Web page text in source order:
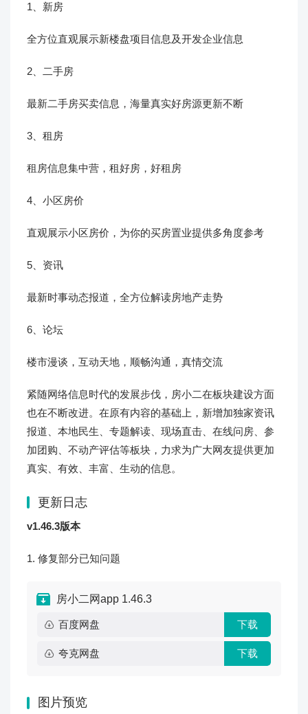
1、新房
全方位直观展示新楼盘项目信息及开发企业信息
2、二手房
最新二手房买卖信息，海量真实好房源更新不断
3、租房
租房信息集中营，租好房，好租房
4、小区房价
直观展示小区房价，为你的买房置业提供多角度参考
5、资讯
最新时事动态报道，全方位解读房地产走势
6、论坛
楼市漫谈，互动天地，顺畅沟通，真情交流
紧随网络信息时代的发展步伐，房小二在板块建设方面
也在不断改进。在原有内容的基础上，新增加独家资讯
报道、本地民生、专题解读、现场直击、在线问房、参
加团购、不动产评估等板块，力求为广大网友提供更加
真实、有效、丰富、生动的信息。
更新日志
v1.46.3版本
1. 修复部分已知问题
房小二网app 1.46.3
百度网盘 下载
夸克网盘 下载
图片预览